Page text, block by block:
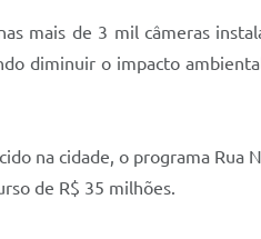
mais de 3 mil câmeras
diminuir o impacto
na cidade, o programa Rua
de R$ 35 milhões.